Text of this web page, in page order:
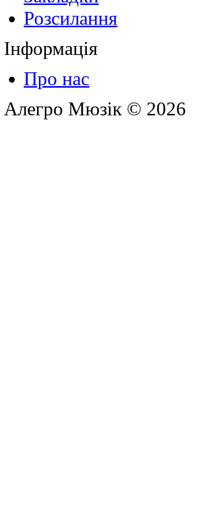
Розсилання
Інформація
Про нас
Алегро Мюзік © 2026